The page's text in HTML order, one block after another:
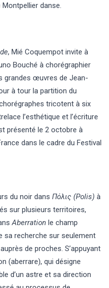
Montpellier danse.
, Mié Coquempot invite à
Bouché à chorégraphier
grandes œuvres de Jean-
à tour la partition du
tricotent à six
l’esthétique et l’écriture
présenté le 2 octobre à
dans le cadre du Festival
du noir dans Πόλις (Polis) à
sur plusieurs territoires,
Aberration le champ
sa recherche sur seulement
de proches. S’appuyant
(aberrare), qui désigne
d’un astre et sa direction